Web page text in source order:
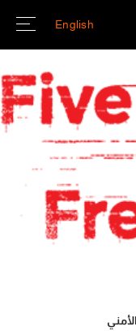
English